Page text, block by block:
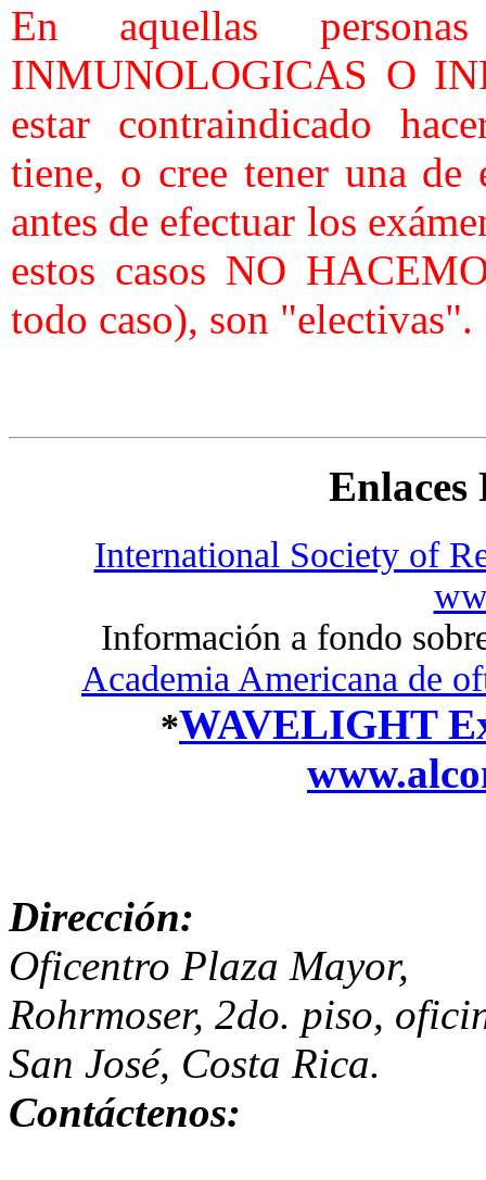
En aquellas
INMUNOLOGICAS O
estar contraindicado
tiene, o cree tener una de
antes de efectuar los
estos casos NO
todo caso), son "electivas".
Enlaces
International Society of
Información a fondo
Academia Americana de
*WAVELIGHT
Dirección:
Oficentro Plaza Mayor,
Rohrmoser, 2do. piso,
San José, Costa Rica.
Contáctenos: